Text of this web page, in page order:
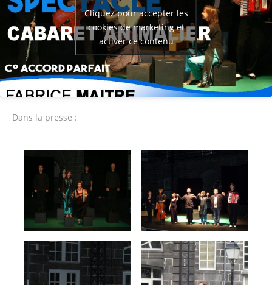
Cliquez pour accepter les
cookies de marketing et
activer ce contenu
Dans la presse :